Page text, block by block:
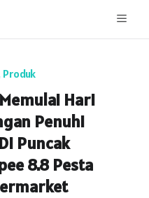
Produk
Hari
Penuhi
Puncak
8.8 Pesta